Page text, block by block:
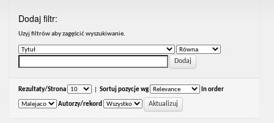
Dodaj filtr:
Uzyj filtrów aby zagęścić wyszukiwanie.
Rezultaty/Strona Sortuj pozycje wg In order
Autorzy/rekord